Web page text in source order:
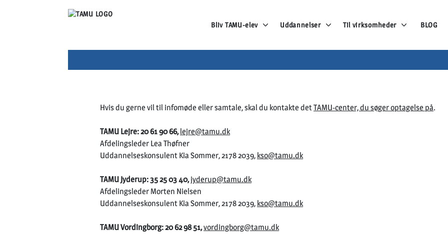
Bliv TAMU-elev Uddannelser Til virksomheder BLOG
Hvis du gerne vil til infomøde eller samtale, skal du kontakte detTAMU-center, du søger optagelse på.
TAMU Lejre: 20 61 90 66,lejre@tamu.dk
Afdelingsleder Lea Thøfner
Uddannelseskonsulent Kia Sommer, 2178 2039, kso@tamu.dk
TAMU Jyderup: 35 25 03 40, jyderup@tamu.dk
Afdelingsleder Morten Nielsen
Uddannelseskonsulent Kia Sommer, 2178 2039, kso@tamu.dk
TAMU Vordingborg: 20 62 98 51,vordingborg@tamu.dk